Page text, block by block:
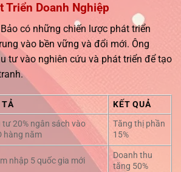
Triển Doanh Nghiệp
có những chiến lược phát triển
vào bền vững và đổi mới. Ông
tư vào nghiên cứu và phát triển để tạo
TẢ
KẾT QUẢ
tư 20% ngân sách vào
hàng năm
Tăng thị phần
15%
nhập 5 quốc gia mới
Doanh thu
tăng 50%